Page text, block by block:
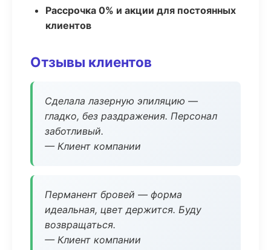
Рассрочка 0% и акции для постоянных
клиентов
Отзывы клиентов
Сделала лазерную эпиляцию —
гладко, без раздражения. Персонал
заботливый.
— Клиент компании
Перманент бровей — форма
идеальная, цвет держится. Буду
возвращаться.
— Клиент компании